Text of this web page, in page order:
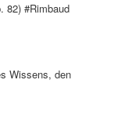
82) #Rimbaud
Wissens, den